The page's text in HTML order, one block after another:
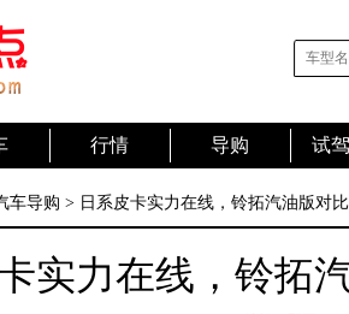
行情 导购 试
车导购 > 日系皮卡实力在线，铃拓汽油版对
实力在线，铃拓